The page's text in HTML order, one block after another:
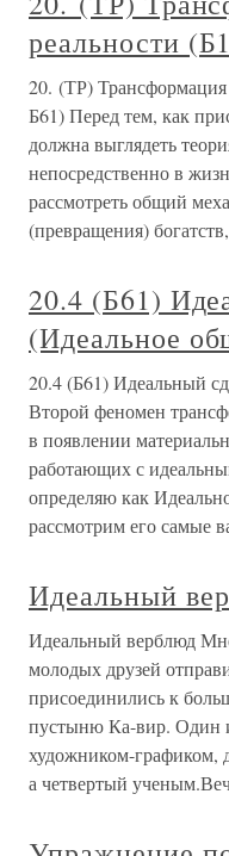
реальности
20. (ТР)
Б61) Перед тем, как
должна выглядеть
непосредственно в
рассмотреть общий
(превращения)
20.4 (Б61)
(Идеальное
20.4 (Б61) Идеальный
Второй феномен
в появлении
работающих с
определяю как
рассмотрим его самые
Идеальный
Идеальный верблюд
молодых друзей
присоединились к
пустыню Ка-вир. Один
художником-графиком,
а четвертый